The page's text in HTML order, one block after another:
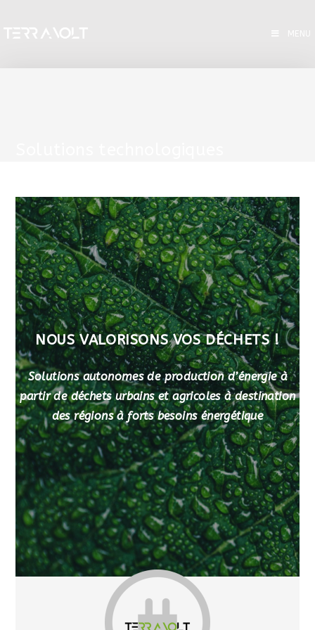
NOUS VALORISONS VOS DÉCHETS !
Solutions autonomes de production d’énergie à
partir de déchets urbains et agricoles à destination
des régions à forts besoins énergétique